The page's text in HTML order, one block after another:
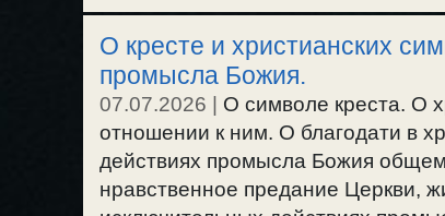
О кресте и христианских
промысла Божия.
07.07.2026
О символе креста. О
отношении к ним. О благодати в
действиях промысла Божия
нравственное предание Церкви,